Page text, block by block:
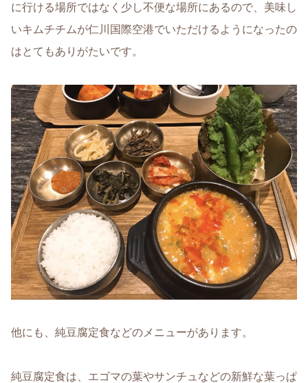
に行ける場所ではなく少し不便な場所にあるので、美味し
いキムチチムが仁川国際空港でいただけるようになったの
はとてもありがたいです。
他にも、純豆腐定食などのメニューがあります。
純豆腐定食は、エゴマの葉やサンチュなどの新鮮な葉っぱ